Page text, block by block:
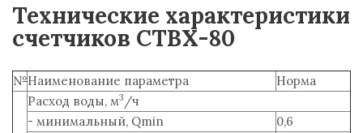
Технические характеристики
счетчиков СТВХ-80
№Наименование параметра Норма
Расход воды, м3 /ч
- минимальный, Qmin
0,6